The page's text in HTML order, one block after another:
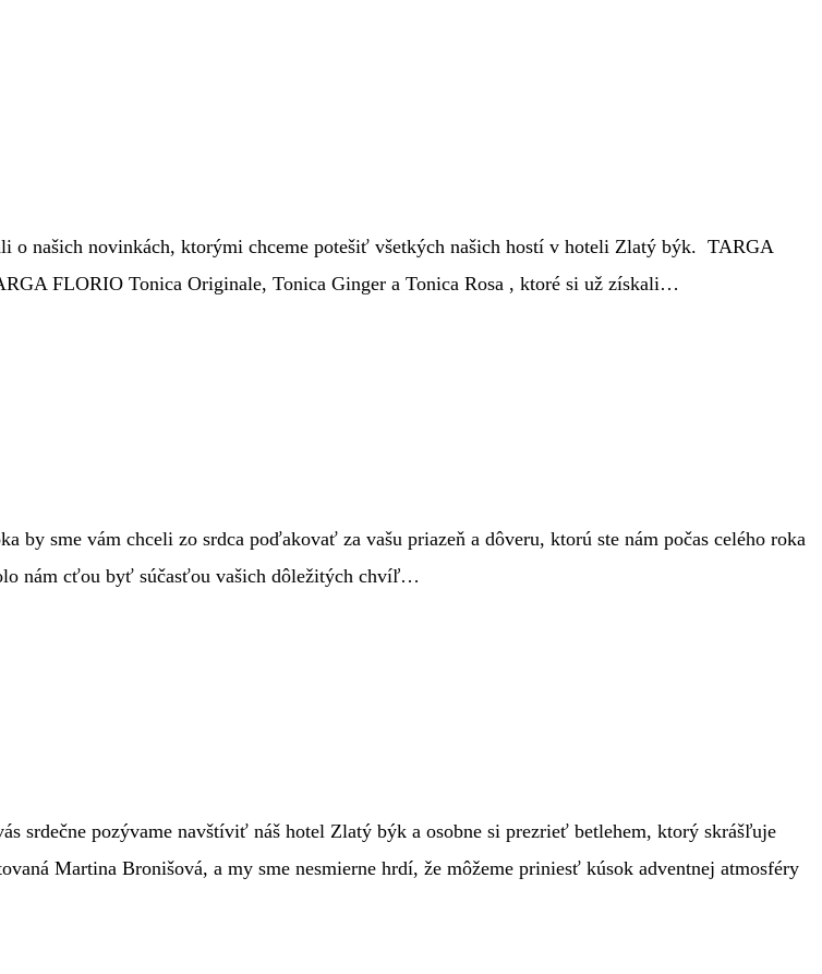
našich novinkách, ktorými chceme potešiť všetkých našich hostí v hoteli Zlatý býk. TARGA
FLORIO Tonica Originale, Tonica Ginger a Tonica Rosa , ktoré si už získali…
sme vám chceli zo srdca poďakovať za vašu priazeň a dôveru, ktorú ste nám počas celého roka
nám cťou byť súčasťou vašich dôležitých chvíľ…
srdečne pozývame navštíviť náš hotel Zlatý býk a osobne si prezrieť betlehem, ktorý skrášľuje
Martina Bronišová, a my sme nesmierne hrdí, že môžeme priniesť kúsok adventnej atmosféry